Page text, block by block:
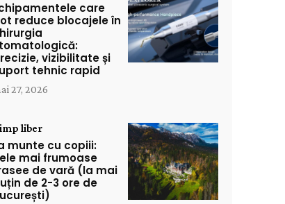
care
reduce blocajele în
vizibilitate și
tehnic rapid
27, 2026
liber
munte cu copiii:
mai frumoase
de vară (la mai
de 2-3 ore de